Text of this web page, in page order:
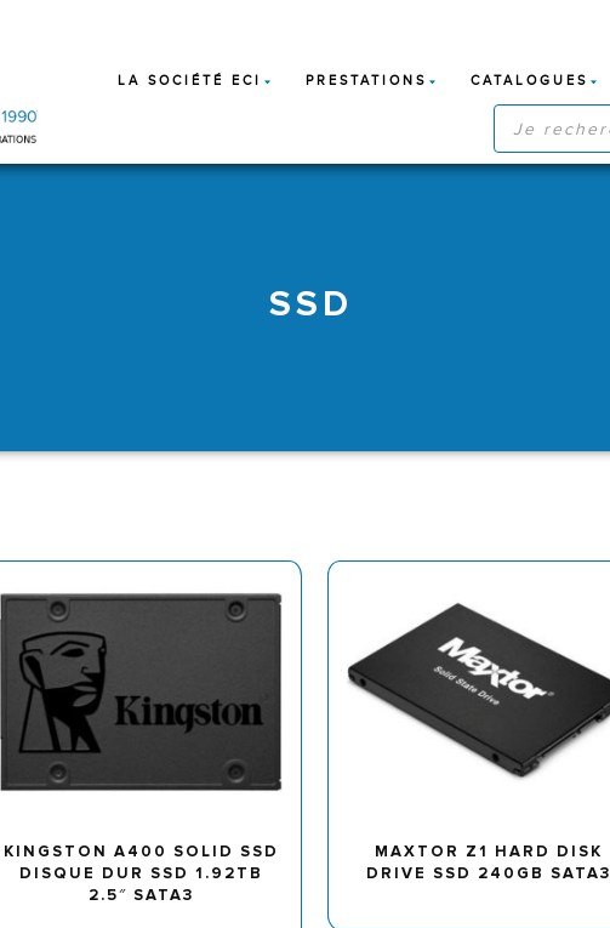
LA SOCIÉTÉ ECI PRESTATIONS CATALOGUES
RECHERCHE
DE
PRODUITS
SSD
KINGSTON A400 SOLID SSD
DISQUE DUR SSD 1.92TB
2.5″ SATA3
MAXTOR Z1 HARD DISK
DRIVE SSD 240GB SATA3